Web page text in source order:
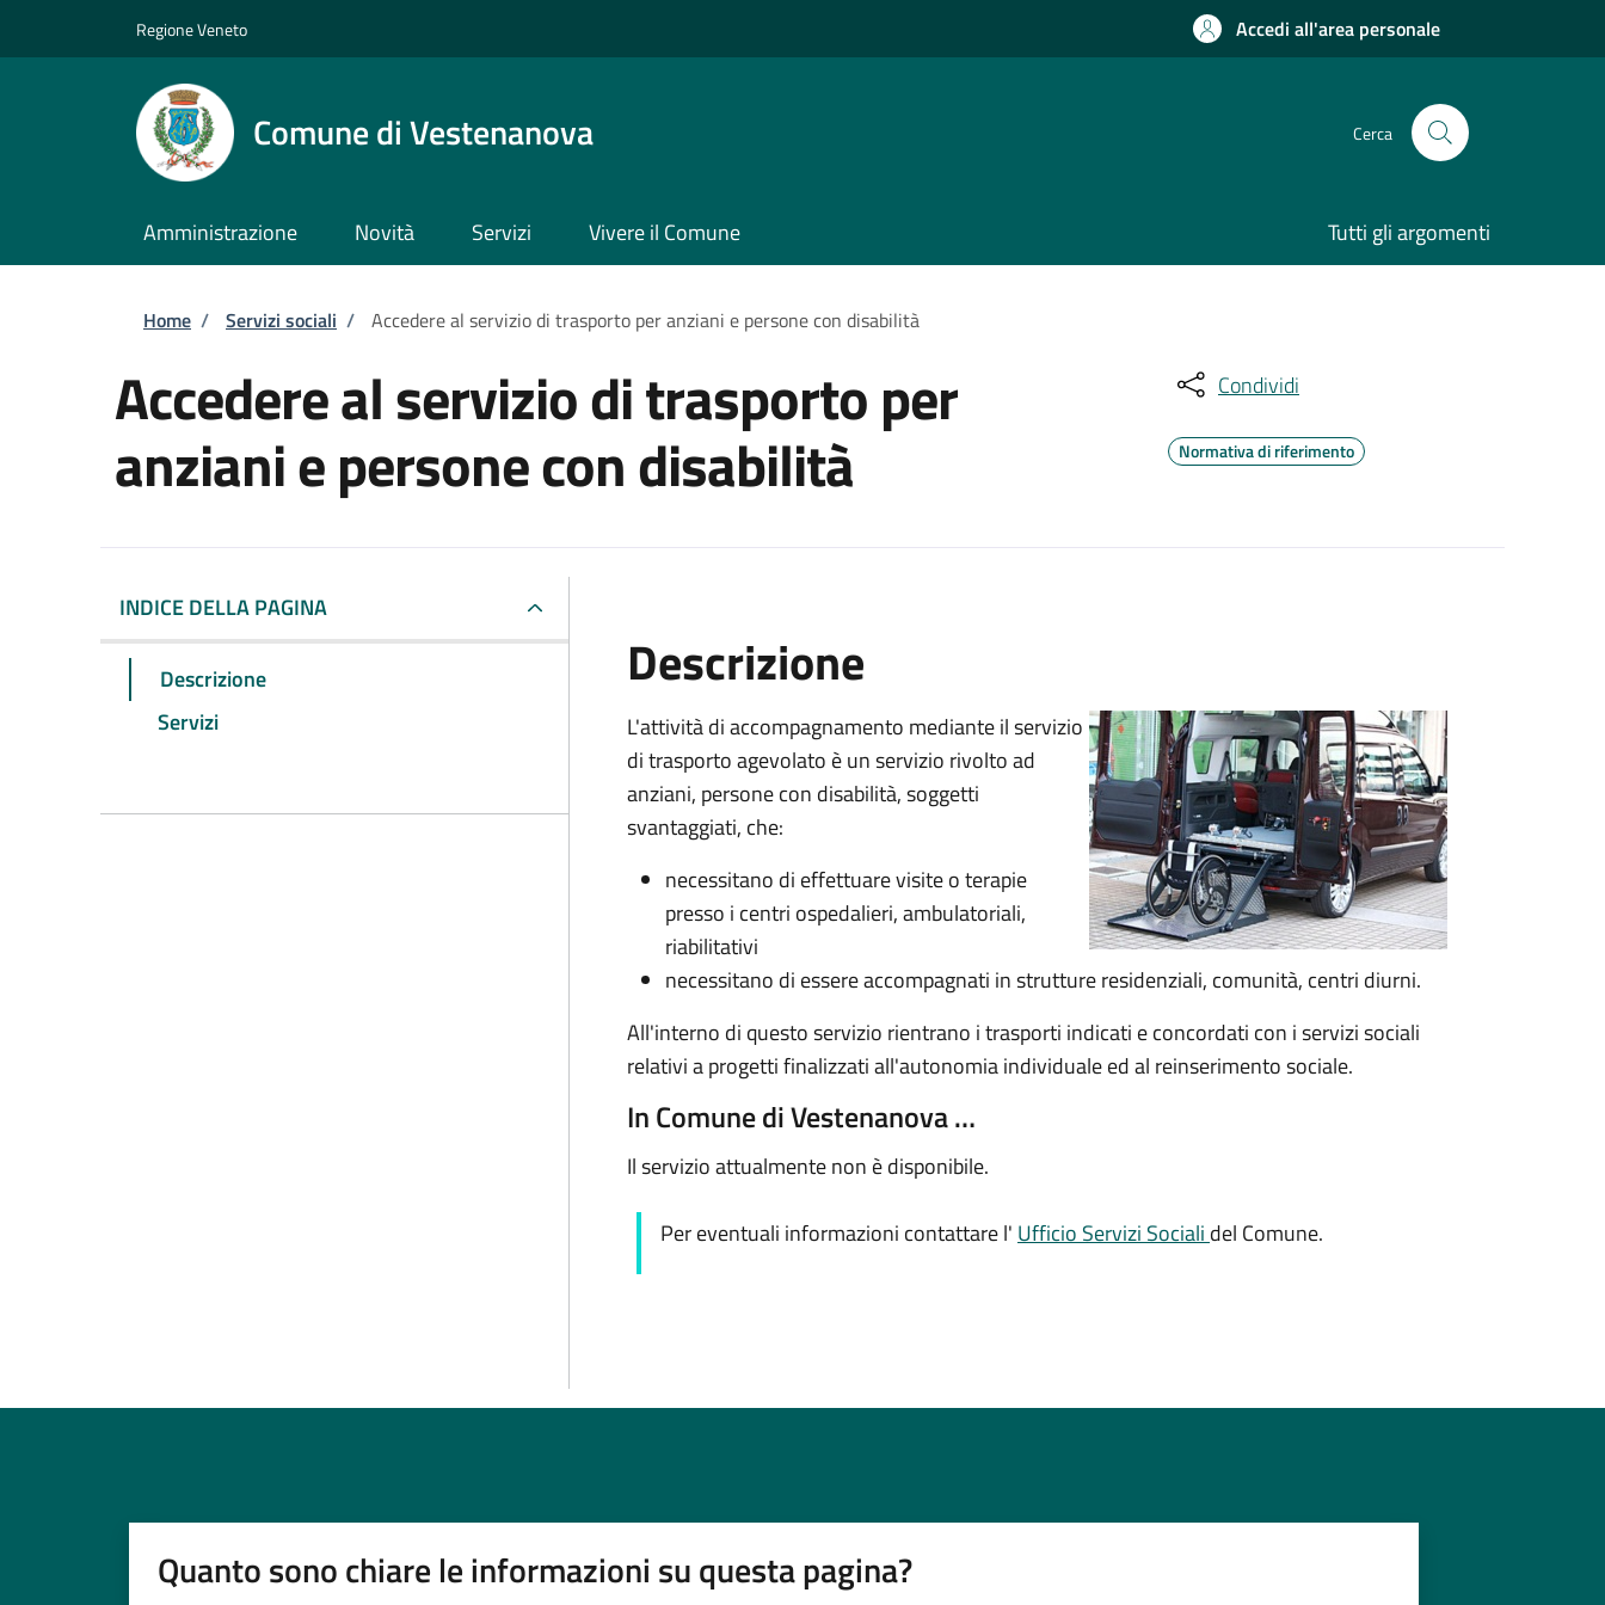
Regione Veneto Accedi all'area personale
Comune di Vestenanova Cerca
Amministrazione Novità Servizi Vivere il Comune Tutti gli argomenti
Briciole di pane
Home / Servizi sociali / Accedere al servizio di trasporto per anziani e persone con disabilità
Accedere al servizio di trasporto per
anziani e persone con disabilità
Condividi
Normativa di riferimento
INDICE DELLA PAGINA
Descrizione
Servizi
Descrizione
L'attività di accompagnamento mediante il servizio
di trasporto agevolato è un servizio rivolto ad
anziani, persone con disabilità, soggetti
svantaggiati, che:
necessitano di effettuare visite o terapie
presso i centri ospedalieri, ambulatoriali,
riabilitativi
necessitano di essere accompagnati in strutture residenziali, comunità, centri diurni.
All'interno di questo servizio rientrano i trasporti indicati e concordati con i servizi sociali
relativi a progetti finalizzati all'autonomia individuale ed al reinserimento sociale.
In Comune di Vestenanova …
Il servizio attualmente non è disponibile.
Per eventuali informazioni contattare l' Ufficio Servizi Sociali del Comune.
Quanto sono chiare le informazioni su questa pagina?